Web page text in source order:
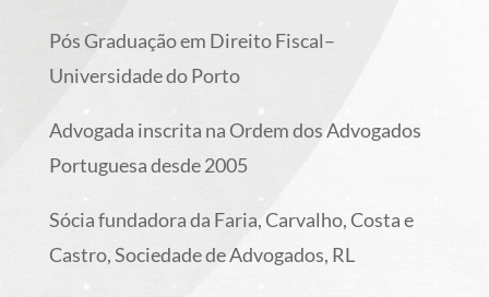
Pós Graduação em Direito Fiscal–
Universidade do Porto
Advogada inscrita na Ordem dos Advogados
Portuguesa desde 2005
Sócia fundadora da Faria, Carvalho, Costa e
Castro, Sociedade de Advogados, RL